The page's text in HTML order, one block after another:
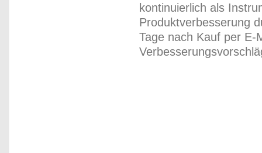
kontinuierlich als
Produktverbesserung
Tage nach Kauf per E-